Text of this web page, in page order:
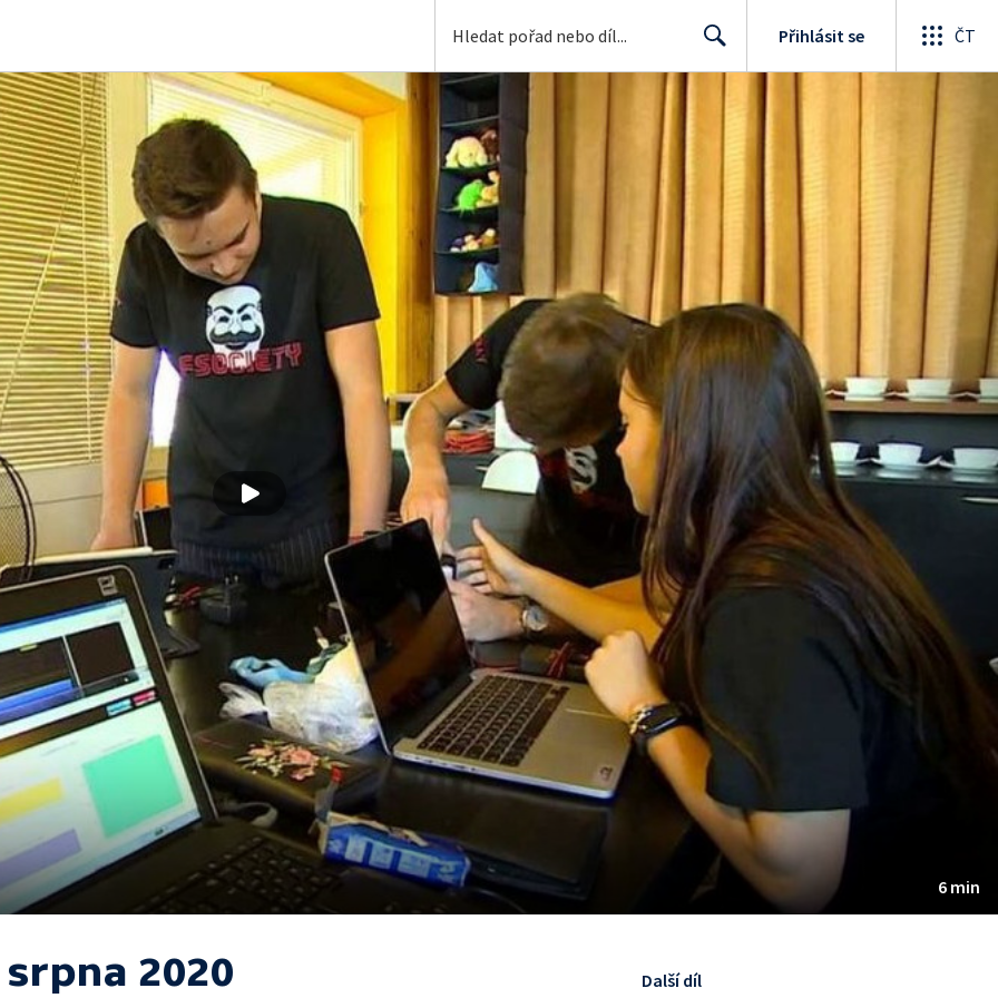
Search
Přihlásit se ČT
6 min
srpna 2020 Další díl